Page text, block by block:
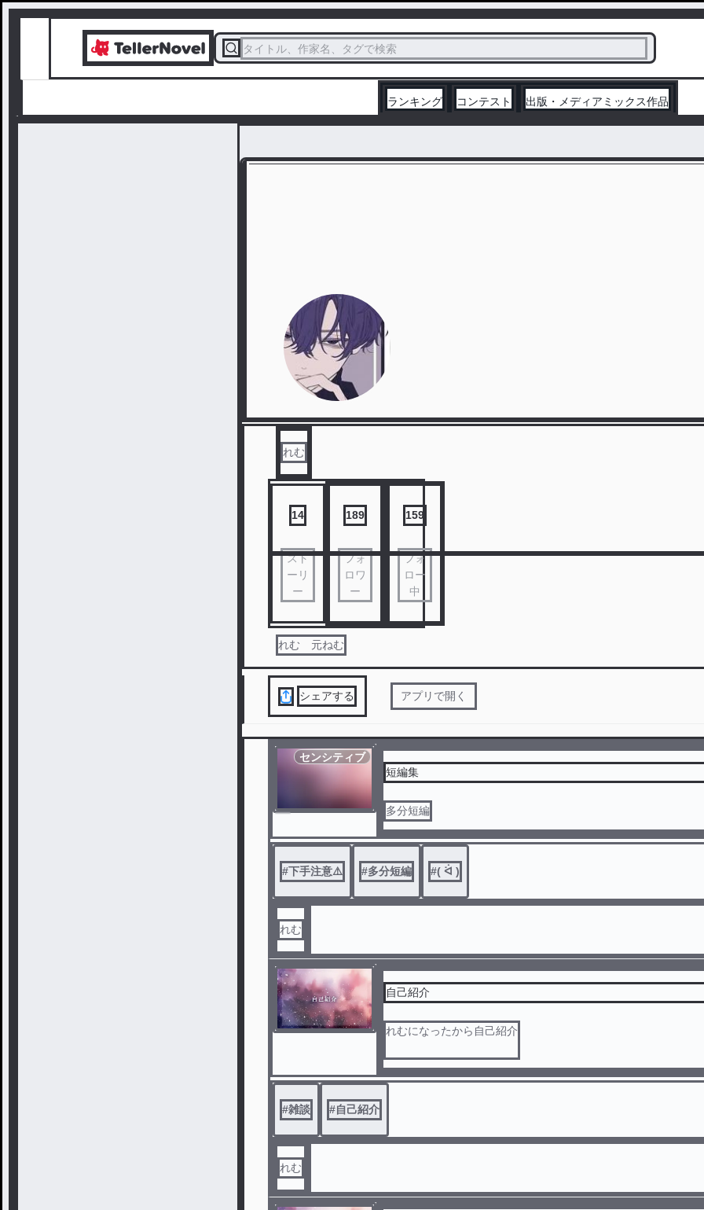
タイトル、作家名、タグで検索
ランキング コンテスト 出版・メディアミックス作品
れむ
14
スト
ーリ
ー
189
フォ
ロワ
ー
159
フォ
ロー
中
れむ 元ねむ
シェアする アプリで開く
センシティブ
短編集
多分短編
#下手注意⚠️ #多分短編 #( ᐛ )
れむ
自己紹介
れむになったから自己紹介
変わりないけど
#雑談 #自己紹介
れむ